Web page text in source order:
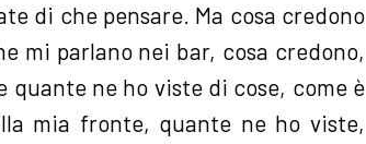
di che pensare. Ma cosa credono
mi parlano nei bar, cosa credono,
quante ne ho viste di cose, come è
mia fronte, quante ne ho viste,